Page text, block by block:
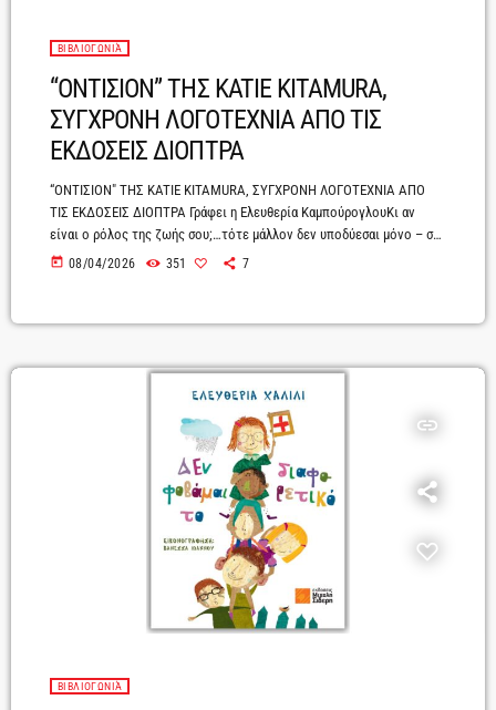
ΒΙΒΛΙΟΓΩΝΙΆ
“ΟΝΤΙΣΙΟΝ” TΗΣ KATIE KITAMURA,
ΣΥΓΧΡΟΝΗ ΛΟΓΟΤΕΧΝΙΑ ΑΠΟ ΤΙΣ
ΕΚΔΟΣΕΙΣ ΔΙΟΠΤΡΑ
“ΟΝΤΙΣΙΟΝ" ΤΗΣ KATIE KITAMURA, ΣΥΓΧΡΟΝΗ ΛΟΓΟΤΕΧΝΙΑ ΑΠΟ
ΤΙΣ ΕΚΔΟΣΕΙΣ ΔΙΟΠΤΡΑ Γράφει η Ελευθερία ΚαμπούρογλουΚι αν
είναι ο ρόλος της ζωής σου;…τότε μάλλον δεν υποδύεσαι μόνο – σε
διαμορφώνει και τον διαμορφώνεις.Στην πραγματική ζωή παίζεις σε
εραστής. Ο τρόπος που επηρεάζεις τους άλλους, έστω και
today 08/04/2026 351 7
insert_link
ΒΙΒΛΙΟΓΩΝΙΆ